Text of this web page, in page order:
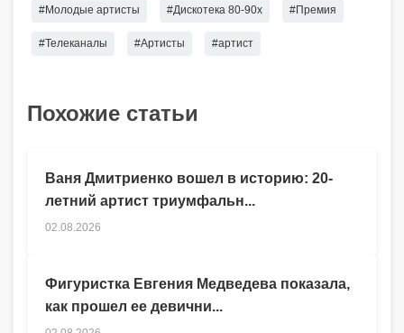
#Молодые артисты #Дискотека 80-90х #Премия
#Телеканалы #Артисты #артист
Похожие статьи
Ваня Дмитриенко вошел в историю: 20-
летний артист триумфальн...
02.08.2026
Фигуристка Евгения Медведева показала,
как прошел ее девични...